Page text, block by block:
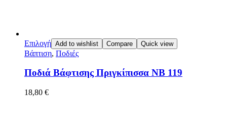
Επιλογή Add to wishlist Compare Quick view
Βάπτιση, Ποδιές
Ποδιά Βάφτισης Πριγκίπισσα ΝΒ 119
18,80 €